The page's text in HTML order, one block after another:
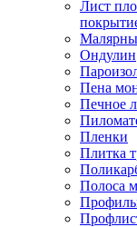
Лист
Ондулин
Пена
Печное
Пленки
Плитка
Полоса